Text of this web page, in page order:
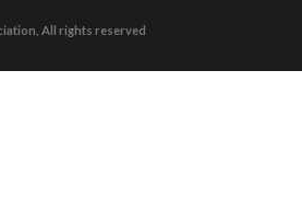
All rights reserved